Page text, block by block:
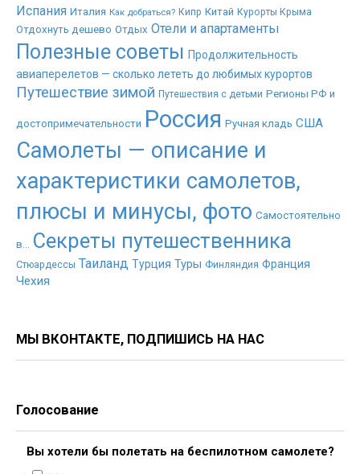
Испания Италия Как добраться? Кипр Китай Курорты Крыма
Отдохнуть дешево Отдых Отели и апартаменты
Полезные советы Продолжительность
авиаперелетов — сколько лететь до любимых курортов
Путешествие зимой Путешествия с детьми Регионы РФ и
достопримечательности Россия Ручная кладь США
Самолеты — описание и
характеристики самолетов,
плюсы и минусы, фото Самостоятельно
в... Секреты путешественника
Стюардессы Таиланд Турция Туры Финляндия Франция
Чехия
МЫ ВКОНТАКТЕ, ПОДПИШИСЬ НА НАС
Голосование
Вы хотели бы полетать на беспилотном самолете?